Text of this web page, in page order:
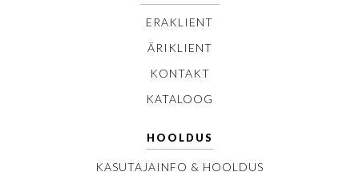
ERAKLIENT
ÄRIKLIENT
KONTAKT
KATALOOG
HOOLDUS
KASUTAJAINFO & HOOLDUS